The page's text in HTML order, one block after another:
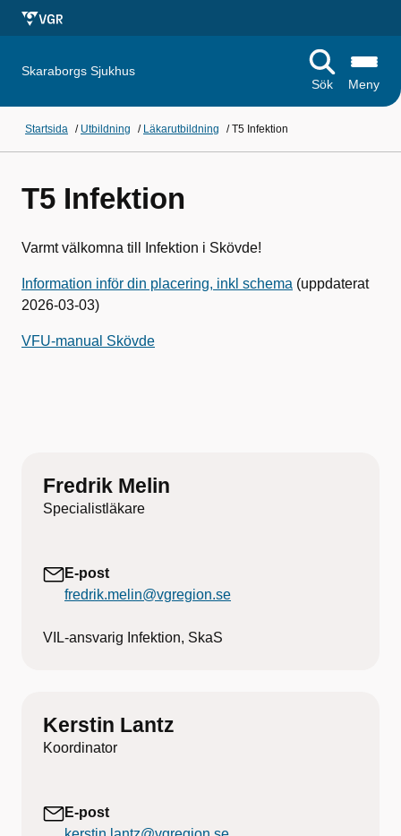
Skaraborgs Sjukhus
Sök
Meny
Startsida / Utbildning / Läkarutbildning /T5 Infektion
T5 Infektion
Varmt välkomna till Infektion i Skövde!
Information inför din placering, inkl schema (uppdaterat
2026-03-03)
VFU-manual Skövde
Fredrik Melin
Specialistläkare
E-post
fredrik.melin@vgregion.se
VIL-ansvarig Infektion, SkaS
Kerstin Lantz
Koordinator
E-post